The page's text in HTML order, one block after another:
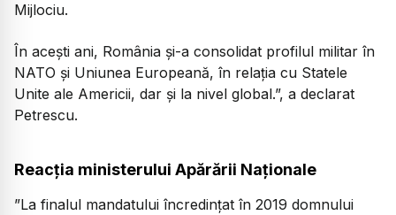
Mijlociu.
În acești ani, România și-a consolidat profilul militar în
NATO și Uniunea Europeană, în relația cu Statele
Unite ale Americii, dar și la nivel global.”, a declarat
Petrescu.
Reacția ministerului Apărării Naționale
”La finalul mandatului încredințat în 2019 domnului